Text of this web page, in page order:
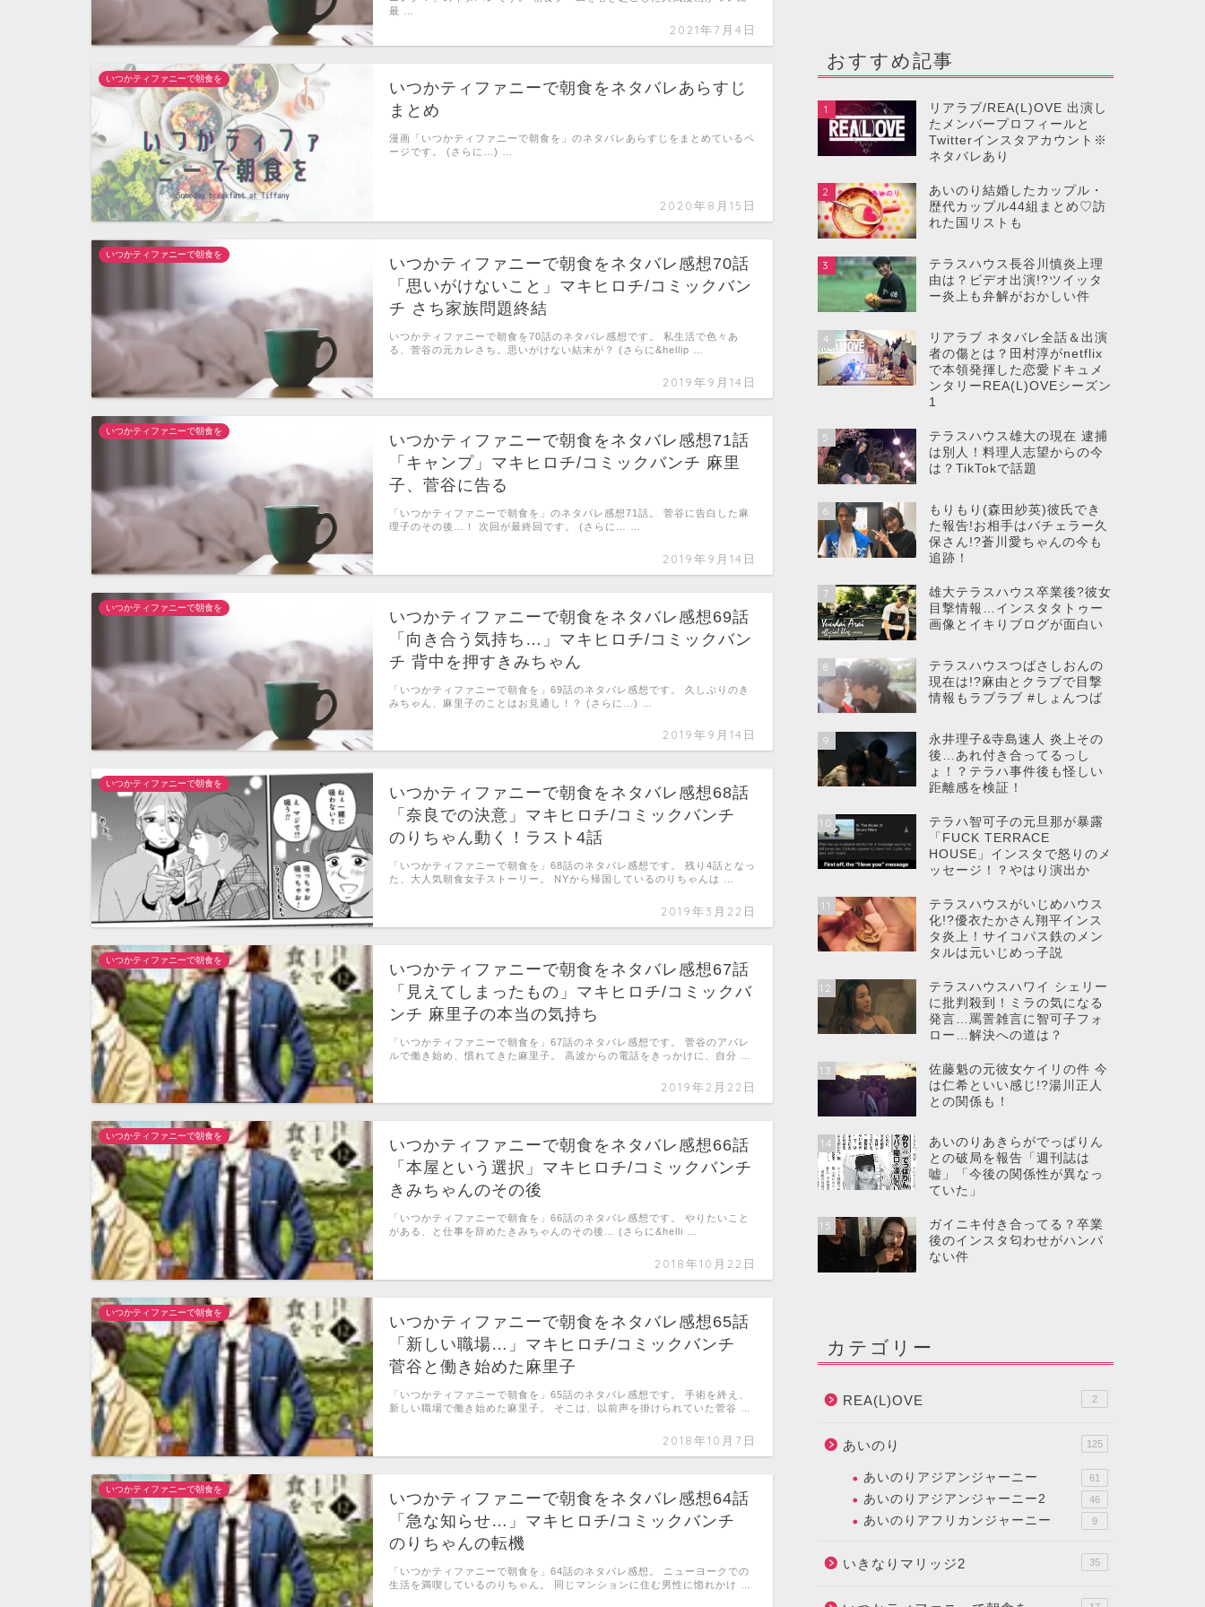
2021年7月4日
最 …
いつかティファニーで朝食を
いつかティファニーで朝食をネタバレあらすじ
まとめ
2020年8月15日
漫画「いつかティファニーで朝食を」のネタバレあらすじをまとめているペ
ージです。 (さらに…) …
いつかティファニーで朝食を
いつかティファニーで朝食をネタバレ感想70話
「思いがけないこと」マキヒロチ/コミックバン
チ さち家族問題終結
2019年9月14日
いつかティファニーで朝食を70話のネタバレ感想です。 私生活で色々あ
る、菅谷の元カレさち。思いがけない結末が？ (さらに&hellip …
いつかティファニーで朝食を
いつかティファニーで朝食をネタバレ感想71話
「キャンプ」マキヒロチ/コミックバンチ 麻里
子、菅谷に告る
2019年9月14日
「いつかティファニーで朝食を」のネタバレ感想71話。 菅谷に告白した麻
理子のその後…！ 次回が最終回です。 (さらに… …
いつかティファニーで朝食を
いつかティファニーで朝食をネタバレ感想69話
「向き合う気持ち…」マキヒロチ/コミックバン
チ 背中を押すきみちゃん
2019年9月14日
「いつかティファニーで朝食を」69話のネタバレ感想です。 久しぶりのき
みちゃん、麻里子のことはお見通し！？ (さらに…) …
いつかティファニーで朝食を
いつかティファニーで朝食をネタバレ感想68話
「奈良での決意」マキヒロチ/コミックバンチ
のりちゃん動く！ラスト4話
2019年3月22日
「いつかティファニーで朝食を」68話のネタバレ感想です。 残り4話となっ
た、大人気朝食女子ストーリー。 NYから帰国しているのりちゃんは …
いつかティファニーで朝食を
いつかティファニーで朝食をネタバレ感想67話
「見えてしまったもの」マキヒロチ/コミックバ
ンチ 麻里子の本当の気持ち
2019年2月22日
「いつかティファニーで朝食を」67話のネタバレ感想です。 菅谷のアパレ
ルで働き始め、慣れてきた麻里子。 高波からの電話をきっかけに、自分 …
いつかティファニーで朝食を
いつかティファニーで朝食をネタバレ感想66話
「本屋という選択」マキヒロチ/コミックバンチ
きみちゃんのその後
2018年10月22日
「いつかティファニーで朝食を」66話のネタバレ感想です。 やりたいこと
がある、と仕事を辞めたきみちゃんのその後… (さらに&helli …
いつかティファニーで朝食を
いつかティファニーで朝食をネタバレ感想65話
「新しい職場…」マキヒロチ/コミックバンチ
菅谷と働き始めた麻里子
2018年10月7日
「いつかティファニーで朝食を」65話のネタバレ感想です。 手術を終え、
新しい職場で働き始めた麻里子。 そこは、以前声を掛けられていた菅谷 …
いつかティファニーで朝食を
いつかティファニーで朝食をネタバレ感想64話
「急な知らせ…」マキヒロチ/コミックバンチ
のりちゃんの転機
「いつかティファニーで朝食を」64話のネタバレ感想。 ニューヨークでの
生活を満喫しているのりちゃん。 同じマンションに住む男性に惚れかけ …
おすすめ記事
1
リアラブ/REA(L)OVE 出演し
たメンバープロフィールと
Twitterインスタアカウント※
ネタバレあり
2
あいのり結婚したカップル・
歴代カップル44組まとめ♡訪
れた国リストも
3
テラスハウス長谷川慎炎上理
由は？ビデオ出演!?ツイッタ
ー炎上も弁解がおかしい件
4
リアラブ ネタバレ全話＆出演
者の傷とは？田村淳がnetflix
で本領発揮した恋愛ドキュメ
ンタリーREA(L)OVEシーズン
1
5
テラスハウス雄大の現在 逮捕
は別人！料理人志望からの今
は？TikTokで話題
6
もりもり(森田紗英)彼氏でき
た報告!お相手はバチェラー久
保さん!?蒼川愛ちゃんの今も
追跡！
7
雄大テラスハウス卒業後?彼女
目撃情報…インスタタトゥー
画像とイキりブログが面白い
8
テラスハウスつばさしおんの
現在は!?麻由とクラブで目撃
情報もラブラブ #しょんつば
9
永井理子&寺島速人 炎上その
後…あれ付き合ってるっし
ょ！？テラハ事件後も怪しい
距離感を検証！
10
テラハ智可子の元旦那が暴露
「FUCK TERRACE
HOUSE」インスタで怒りのメ
ッセージ！？やはり演出か
11
テラスハウスがいじめハウス
化!?優衣たかさん翔平インス
タ炎上！サイコパス鉄のメン
タルは元いじめっ子説
12
テラスハウスハワイ シェリー
に批判殺到！ミラの気になる
発言…罵詈雑言に智可子フォ
ロー…解決への道は？
13
佐藤魁の元彼女ケイリの件 今
は仁希といい感じ!?湯川正人
との関係も！
14
あいのりあきらがでっぱりん
との破局を報告「週刊誌は
嘘」「今後の関係性が異なっ
ていた」
15
ガイニキ付き合ってる？卒業
後のインスタ匂わせがハンパ
ない件
カテゴリー
REA(L)OVE 2
あいのり 125
あいのりアジアンジャーニー 61
あいのりアジアンジャーニー2 46
あいのりアフリカンジャーニー 9
いきなりマリッジ2 35